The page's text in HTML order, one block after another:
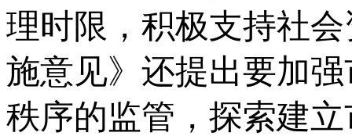
理时限，积极支持社
施意见》还提出要加
秩序的监管，探索建